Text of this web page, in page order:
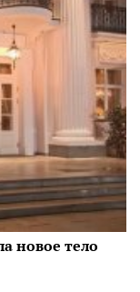
новое тело